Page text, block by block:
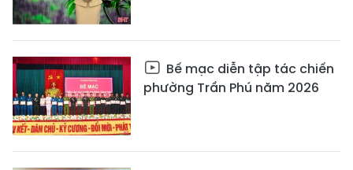
Bế mạc diễn tập tác chiến
phường Trần Phú năm 2026